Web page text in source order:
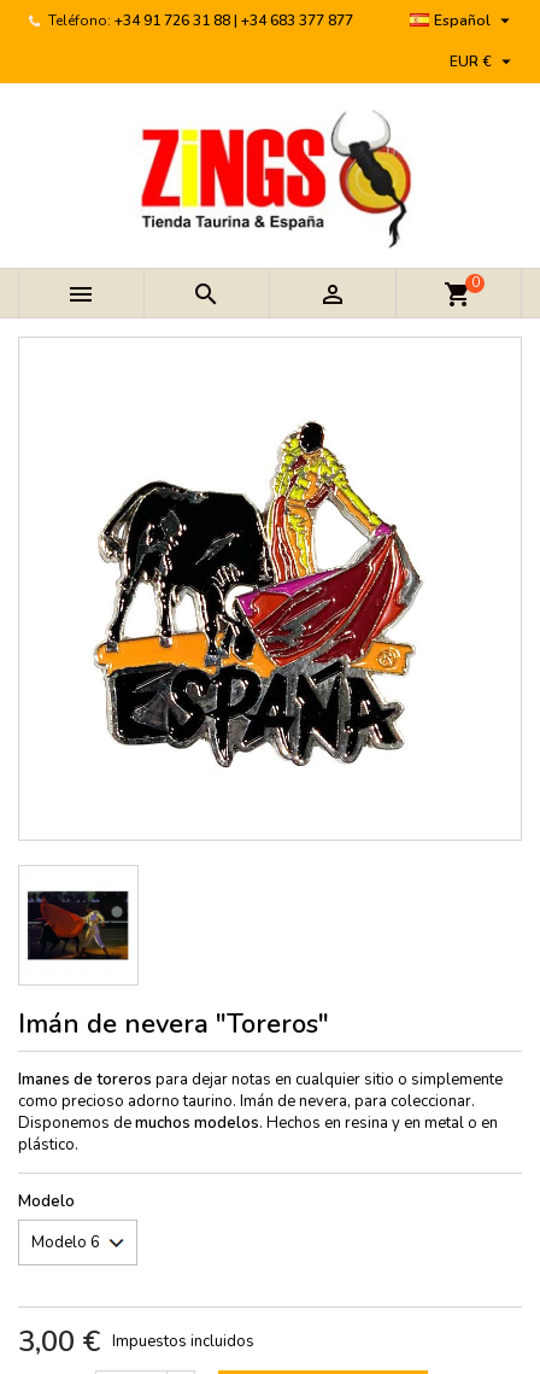
Teléfono: +34 91 726 31 88 | +34 683 377 877 Español 
EUR € 
   shopping_cart0
Imán de nevera "Toreros"
Imanes de toreros para dejar notas en cualquier sitio o simplemente
como precioso adorno taurino. Imán de nevera, para coleccionar.
Disponemos demuchos modelos. Hechos en resina y en metal o en
plástico.
Modelo
3,00 € Impuestos incluidos